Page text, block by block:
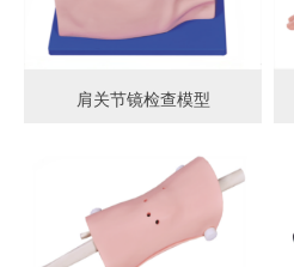
肩关节镜检查模型